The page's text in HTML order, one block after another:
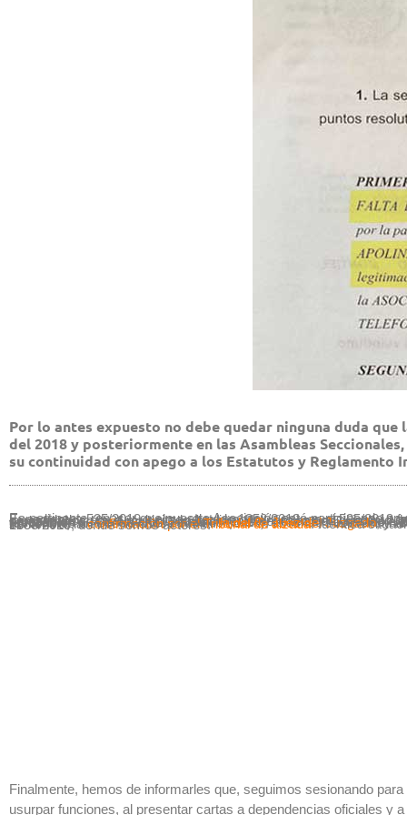
Por lo antes expuesto no debe quedar ninguna duda
del 2018 y posteriormente en las Asambleas
su continuidad con apego a los Estatutos y Reglamento
Es pertinente repasar que nuestra Asociación está participando en dos juicios: Expedientes 525/2019 y el ya relatado 1358/2019; en el 525/2019 fuimos demandados por el multicitado Apolinar Hernández con el intento de desconocer el proceso de su revocación, nombramiento del Consejo Directivo Nacional y la aprobación de los Nuevos Estatutos (2019), teniendo hasta ahora
DOS sentencias favorables a nuestra causa social:la del C. Juez del Juzgado
, y al apelar la sentencia, laconfirmación por el Tribunal de alzada
. Idéntica situación que la del 1358/2019, donde somos actores.
Finalmente, hemos de informarles que, seguimos sesionando
usurpar funciones, al presentar cartas a dependencias oficiales y